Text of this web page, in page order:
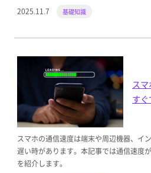
2025.11.7
基礎知識
ス
す
スマホの通信速度は端末や周辺機器、イ
遅い時があります。本記事では通信速度
を紹介します。